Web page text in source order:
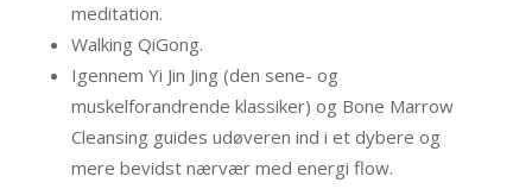
meditation.
Walking QiGong.
Igennem Yi Jin Jing (den sene- og
muskelforandrende klassiker) og Bone Marrow
Cleansing guides udøveren ind i et dybere og
mere bevidst nærvær med energi flow.